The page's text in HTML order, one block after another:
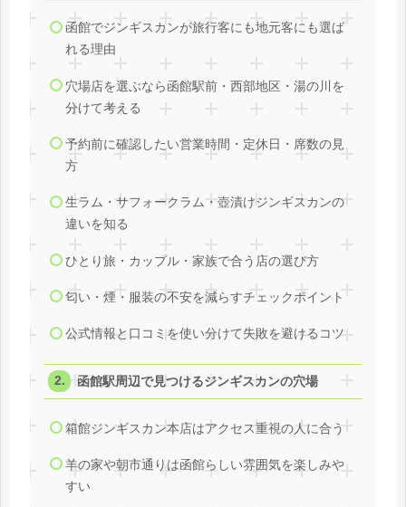
函館でジンギスカンが旅行客にも地元客にも選ば
れる理由
穴場店を選ぶなら函館駅前・西部地区・湯の川を
分けて考える
予約前に確認したい営業時間・定休日・席数の見
方
生ラム・サフォークラム・壺漬けジンギスカンの
違いを知る
ひとり旅・カップル・家族で合う店の選び方
匂い・煙・服装の不安を減らすチェックポイント
公式情報と口コミを使い分けて失敗を避けるコツ
函館駅周辺で見つけるジンギスカンの穴場
箱館ジンギスカン本店はアクセス重視の人に合う
羊の家や朝市通りは函館らしい雰囲気を楽しみや
すい